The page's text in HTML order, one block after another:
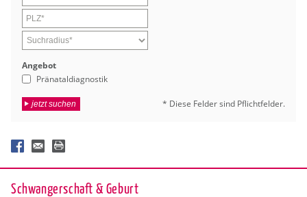
An­ge­bot
Pränataldiagnostik
jetzt suchen * Diese Fel­der sind Pflicht­fel­der.
Schwan­ger­schaft & Ge­burt